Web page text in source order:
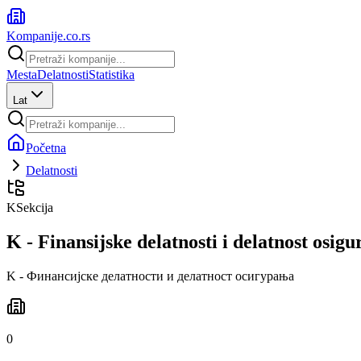
Kompanije.co.rs
MestaDelatnostiStatistika
Lat
Početna
Delatnosti
KSekcija
K - Finansijske delatnosti i delatnost
K - Финансијске делатности и делатност осигурања
0